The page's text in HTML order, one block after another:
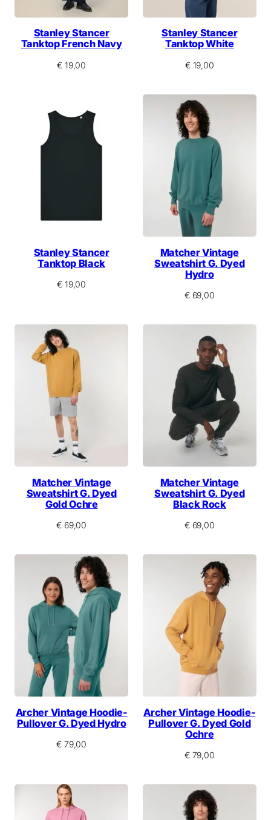
Stanley Stancer
Tanktop French Navy
€ 19,00
Stanley Stancer
Tanktop White
€19,00
Stanley Stancer
Tanktop Black
€ 19,00
Matcher Vintage
Sweatshirt G. Dyed
Hydro
€69,00
Matcher Vintage
Sweatshirt G. Dyed
Gold Ochre
€ 69,00
Matcher Vintage
Sweatshirt G. Dyed
Black Rock
€69,00
Archer Vintage Hoodie-
Pullover G. Dyed Hydro
€ 79,00
Archer Vintage Hoodie-
Pullover G. Dyed Gold
Ochre
€79,00